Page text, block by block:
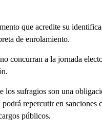
que acredite su
de enrolamiento.
concurran a la jornada
los sufragios son una
podrá repercutir en
públicos.